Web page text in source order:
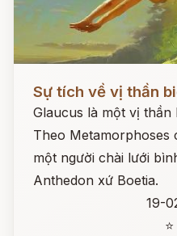
Sự tích về vị thần
Glaucus là một vị
Theo Metamorphoses
một người chài lưới
Anthedon xứ Boetia.
19-